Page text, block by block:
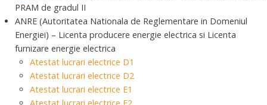
PRAM de gradul II
ANRE (Autoritatea Nationala de Reglementare in Domeniul
Energiei) – Licenta producere energie electrica si Licenta
furnizare energie electrica
Atestat lucrari electrice D1
Atestat lucrari electrice D2
Atestat lucrari electrice E1
Atestat lucrari electrice E2